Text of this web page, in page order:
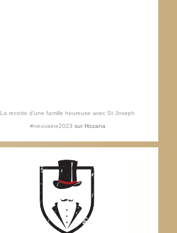
La recette d'une famille heureuse avec St Joseph
#neuvaine2023 sur Hozana